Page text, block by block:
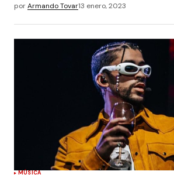
porArmando Tovar13 enero, 2023
MÚSICA